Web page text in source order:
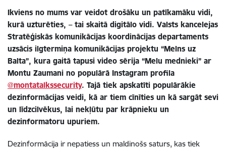
Ikviens no mums var veidot drošāku un patīkamāku vidi,
kurā uzturēties, – tai skaitā digitālo vidi. Valsts kancelejas
Stratēģiskās komunikācijas koordinācijas departaments
uzsācis ilgtermiņa komunikācijas projektu “Melns uz
Balta”, kura gaitā tapusi video sērija “Melu mednieki” ar
Montu Zaumani no populārā Instagram profila
@montatalkssecurity. Tajā tiek apskatīti populārākie
dezinformācijas veidi, kā ar tiem cīnīties un kā sargāt sevi
un līdzcilvēkus, lai nekļūtu par krāpnieku un
dezinformatoru upuriem.
Dezinformācija ir nepatiess un maldinošs saturs, kas tiek